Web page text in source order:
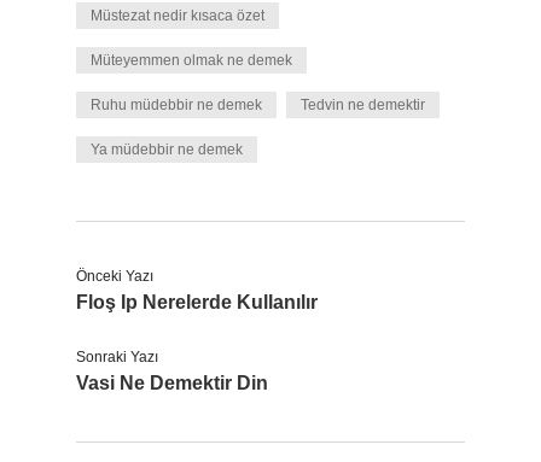
Müstezat nedir kısaca özet
Müteyemmen olmak ne demek
Ruhu müdebbir ne demek Tedvin ne demektir
Ya müdebbir ne demek
Önceki Yazı
Floş Ip Nerelerde Kullanılır
Sonraki Yazı
Vasi Ne Demektir Din